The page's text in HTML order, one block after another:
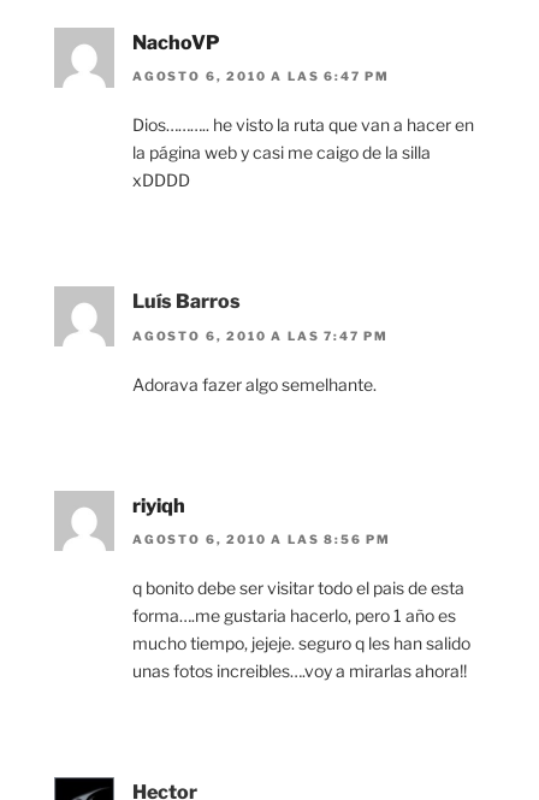
NachoVP
AGOSTO 6, 2010 A LAS 6:47 PM
Dios……….. he visto la ruta que van a hacer en
la página web y casi me caigo de la silla
xDDDD
Luís Barros
AGOSTO 6, 2010 A LAS 7:47 PM
Adorava fazer algo semelhante.
riyiqh
AGOSTO 6, 2010 A LAS 8:56 PM
q bonito debe ser visitar todo el pais de esta
forma….me gustaria hacerlo, pero 1 año es
mucho tiempo, jejeje. seguro q les han salido
unas fotos increibles….voy a mirarlas ahora!!
Hector